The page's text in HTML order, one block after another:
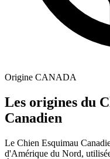
Origine CANADA
Les origines du
Canadien
Le Chien Esquimau
d'Amérique du Nord,